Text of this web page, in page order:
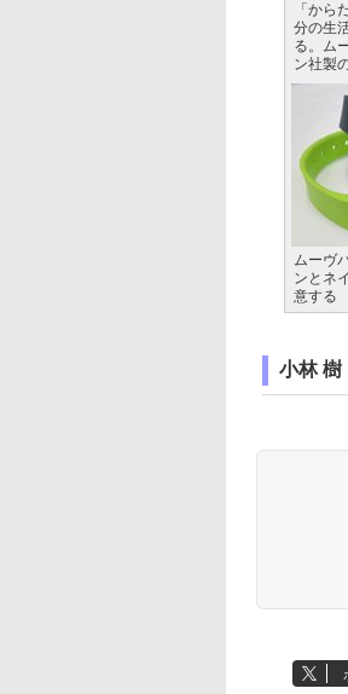
「から
分の生
る。ム
ン社製
ムーヴ
ンとネ
意する
小林 樹